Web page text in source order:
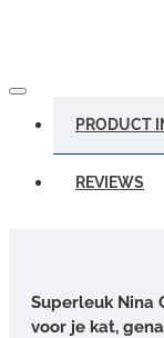
PRODUCT
REVIEWS
Superleuk Nina
voor je kat,